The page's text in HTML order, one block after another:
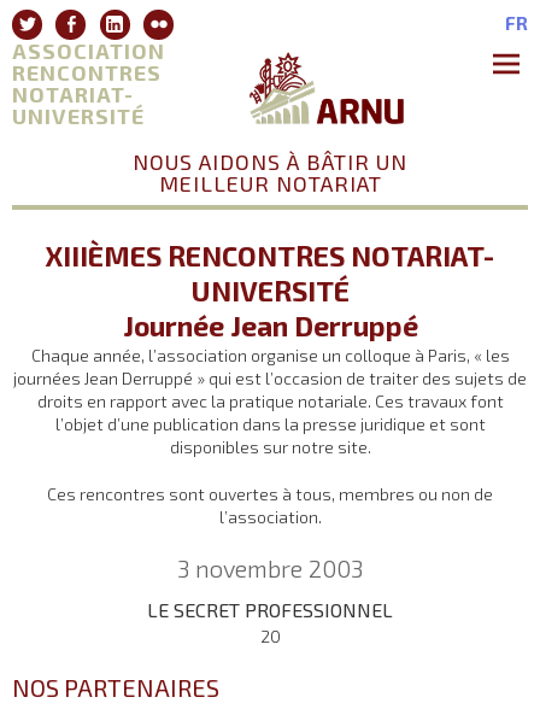
Aller
au
contenu
TwitterFacebook
LinkedinFlickr FR
ASSOCIATION
RENCONTRES
NOTARIAT-
UNIVERSITÉ
NOUS AIDONS À BÂTIR UN
MEILLEUR NOTARIAT
NOS PARTENAIRES
XIIIÈMES RENCONTRES NOTARIAT-
UNIVERSITÉ
Journée Jean Derruppé
Chaque année, l’association organise un colloque à Paris, « les
journées Jean Derruppé » qui est l’occasion de traiter des sujets de
droits en rapport avec la pratique notariale. Ces travaux font
l’objet d’une publication dans la presse juridique et sont
disponibles sur notre site.
Ces rencontres sont ouvertes à tous, membres ou non de
l’association.
3 novembre 2003
LE SECRET PROFESSIONNEL
20